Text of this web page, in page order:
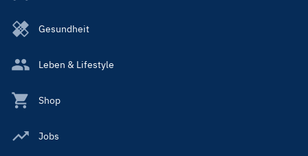
Gesundheit
Leben & Lifestyle
Shop
Jobs